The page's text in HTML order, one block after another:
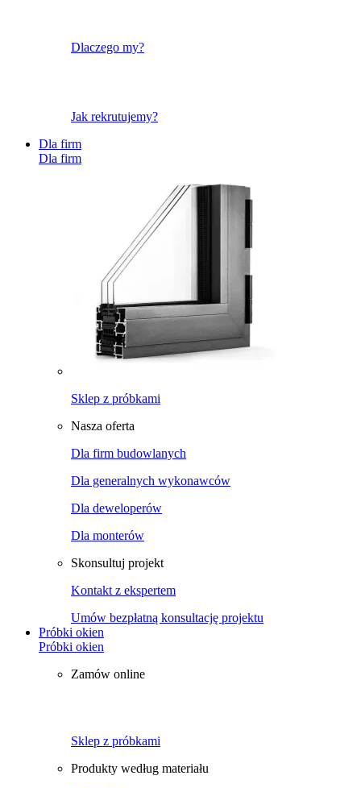
Dlaczego my?
Jak rekrutujemy?
Dla firm
Dla firm
Sklep z próbkami
Nasza oferta
Dla firm budowlanych
Dla generalnych wykonawców
Dla deweloperów
Dla monterów
Skonsultuj projekt
Kontakt z ekspertem
Umów bezpłatną konsultację projektu
Próbki okien
Próbki okien
Zamów online
Sklep z próbkami
Produkty według materiału